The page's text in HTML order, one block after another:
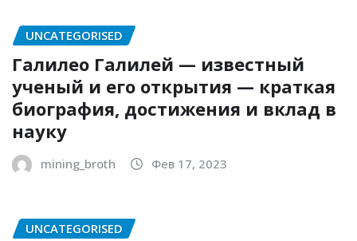
UNCATEGORISED
Галилео Галилей — известный
ученый и его открытия — краткая
биография, достижения и вклад в
науку
mining_broth Фев 17, 2023
UNCATEGORISED